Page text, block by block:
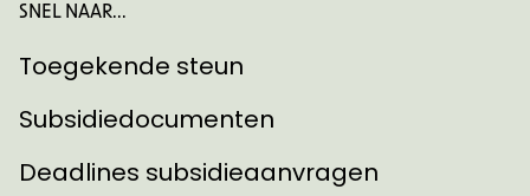
SNEL NAAR...
Toegekende steun
Subsidiedocumenten
Deadlines subsidieaanvragen